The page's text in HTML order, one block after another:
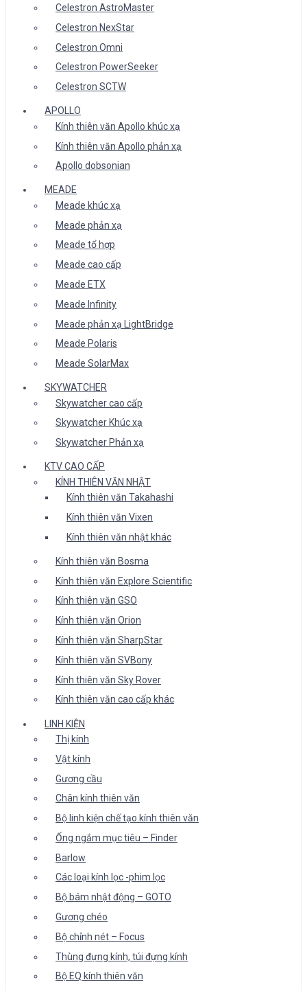
Celestron AstroMaster
Celestron NexStar
Celestron Omni
Celestron PowerSeeker
Celestron SCTW
APOLLO
Kính thiên văn Apollo khúc xạ
Kính thiên văn Apollo phản xạ
Apollo dobsonian
MEADE
Meade khúc xạ
Meade phản xạ
Meade tổ hợp
Meade cao cấp
Meade ETX
Meade Infinity
Meade phản xạ LightBridge
Meade Polaris
Meade SolarMax
SKYWATCHER
Skywatcher cao cấp
Skywatcher Khúc xạ
Skywatcher Phản xạ
KTV CAO CẤP
KÍNH THIÊN VĂN NHẬT
Kính thiên văn Takahashi
Kính thiên văn Vixen
Kính thiên văn nhật khác
Kính thiên văn Bosma
Kính thiên văn Explore Scientific
Kính thiên văn GSO
Kính thiên văn Orion
Kính thiên văn SharpStar
Kính thiên văn SVBony
Kính thiên văn Sky Rover
Kính thiên văn cao cấp khác
LINH KIỆN
Thị kính
Vật kính
Gương cầu
Chân kính thiên văn
Bộ linh kiện chế tạo kính thiên văn
Ống ngắm mục tiêu – Finder
Barlow
Các loại kính lọc -phim lọc
Bộ bám nhật động – GOTO
Gương chéo
Bộ chỉnh nét – Focus
Thùng đựng kính, túi đựng kính
Bộ EQ kính thiên văn